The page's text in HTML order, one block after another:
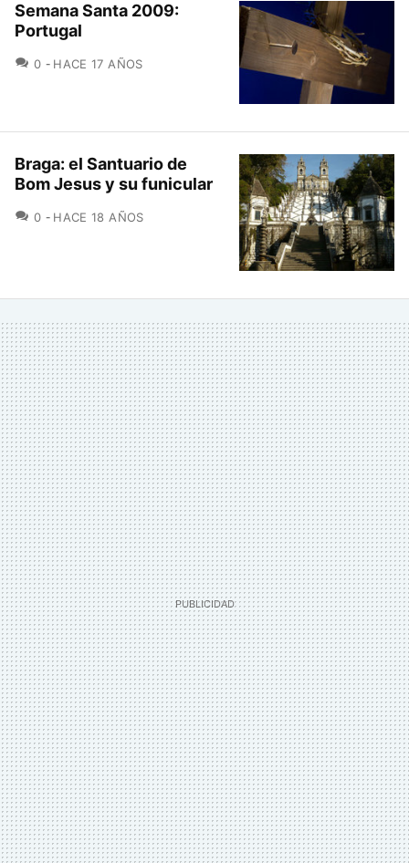
Semana Santa 2009:
Portugal
0 COMENTARIOS
HACE 17 AÑOS
Braga: el Santuario de
Bom Jesus y su funicular
0 COMENTARIOS
HACE 18 AÑOS